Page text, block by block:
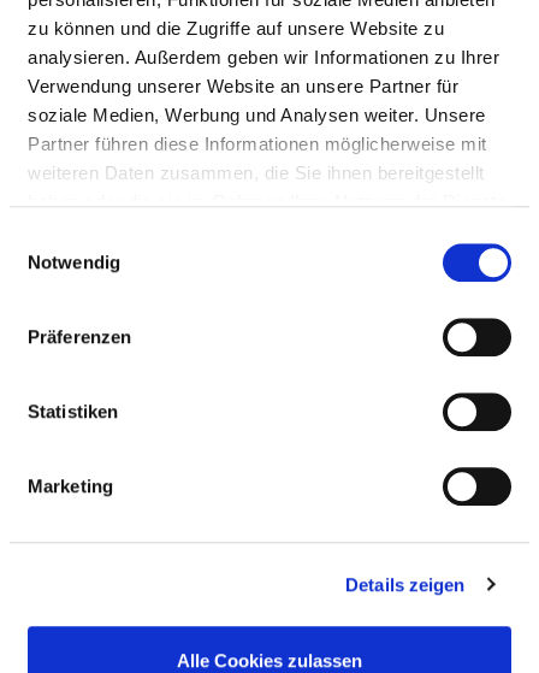
zu können und die Zugriffe auf unsere Website zu
analysieren. Außerdem geben wir Informationen zu Ihrer
Verwendung unserer Website an unsere Partner für
soziale Medien, Werbung und Analysen weiter. Unsere
Partner führen diese Informationen möglicherweise mit
weiteren Daten zusammen, die Sie ihnen bereitgestellt
Notwendig
Präferenzen
Statistiken
Marketing
Details zeigen
Alle Cookies zulassen
Creative therapy / art therapy / theatre
therapy / bibliotherapy
Manual lymph drainage
Naturopathy/homeopathy/phytotherapy
Osteopathy / chiropractic / manual
Physiotherapy as individual and/or
group therapy